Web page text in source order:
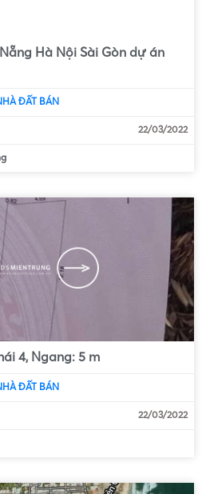
Hà Nội Sài Gòn dự án
ĐẤT BÁN
22/03/2022
4, Ngang: 5 m
ĐẤT BÁN
22/03/2022